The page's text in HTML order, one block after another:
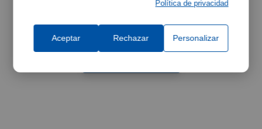
زيت السيليكون
Ref:1000027
Política de privacidad
Personalizar
Rechazar
Aceptar